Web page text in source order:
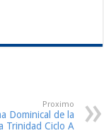
Proximo
Dominical de la
Trinidad Ciclo A